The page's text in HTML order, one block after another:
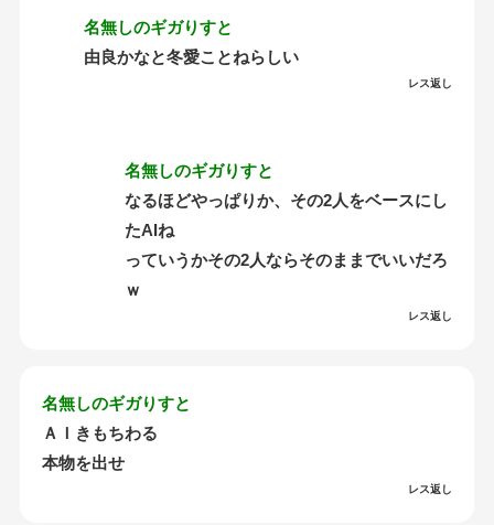
名無しのギガりすと
由良かなと冬愛ことねらしい
レス返し
名無しのギガりすと
なるほどやっぱりか、その2人をベースにし
たAIね
っていうかその2人ならそのままでいいだろ
ｗ
レス返し
名無しのギガりすと
ＡＩきもちわる
本物を出せ
レス返し